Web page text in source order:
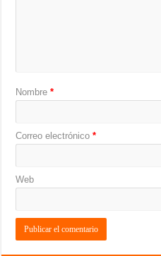
Nombre*
Correo electrónico*
Web